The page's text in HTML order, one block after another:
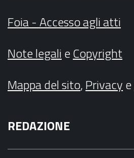
Foia - Accesso agli atti
Note legalieCopyright
Mappa del sito,Privacye
REDAZIONE